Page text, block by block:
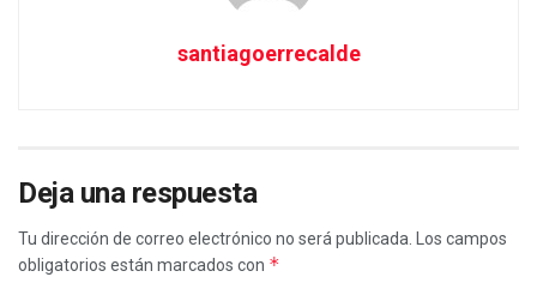
santiagoerrecalde
Deja una respuesta
Tu dirección de correo electrónico no será publicada.
Los campos
obligatorios están marcados con *